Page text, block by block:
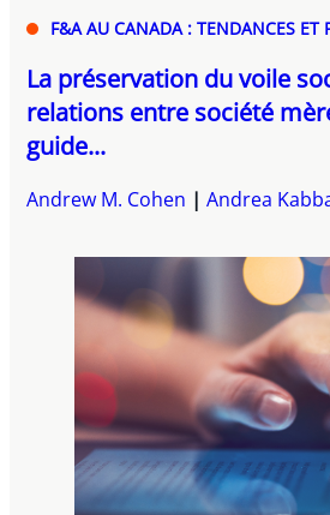
F&A AU CANADA : TENDANCES ET
La préservation du voile
relations entre société
guide...
Andrew M. Cohen Andrea